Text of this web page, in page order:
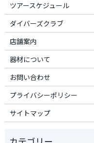
ツアースケジュール
ダイバーズクラブ
店舗案内
器材について
お問い合わせ
プライバシーポリシー
サイトマップ